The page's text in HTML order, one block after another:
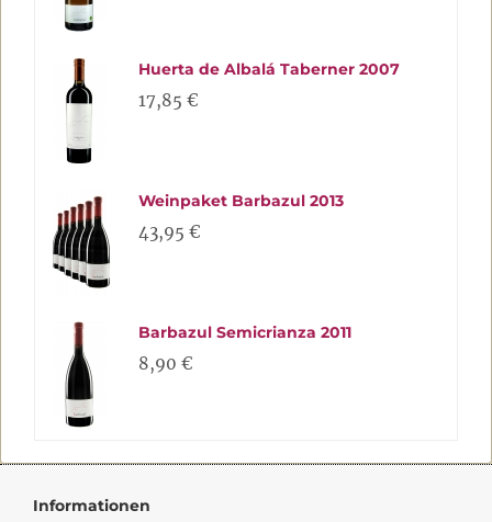
Huerta de Albalá Taberner 2007
17,85 €
Weinpaket Barbazul 2013
43,95 €
Barbazul Semicrianza 2011
8,90 €
Informationen